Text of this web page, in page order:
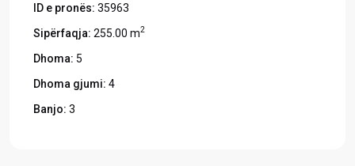
ID e pronës: 35963
Sipërfaqja: 255.00 m2
Dhoma: 5
Dhoma gjumi: 4
Banjo: 3